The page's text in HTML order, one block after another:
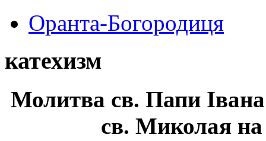
Оранта-Богородиця
катехизм
Молитва св. Папи
св. Миколая на